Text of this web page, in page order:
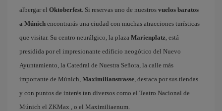
albergar el Oktoberfest. Si reservas uno de nuestros vuelos baratos
a Múnich encontrarás una ciudad con muchas atracciones turísticas
que visitar. Su centro neurálgico, la plaza Marienplatz, está
presidida por el impresionante edificio neogótico del Nuevo
Ayuntamiento, la Catedral de Nuestra Señora, la calle más
importante de Múnich, Maximilianstrasse, destaca por sus tiendas
y con puntos de interés tan diversos como el Teatro Nacional de
Múnich el ZKMax , o el Maximiliaenum.